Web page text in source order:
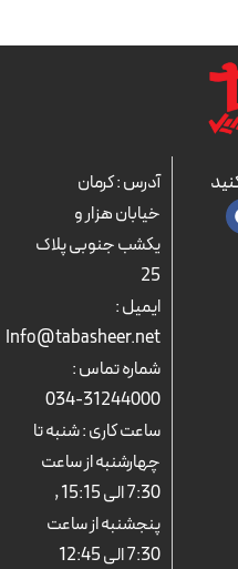
آدرس : کرمان
خیابان هزار و
یکشب جنوبی پلاک
25
ایمیل :
Info@tabasheer.net
شماره تماس :
31244000-034
ساعت کاری : شنبه تا
چهارشنبه از ساعت
7:30 الی 15:15 ,
پنجشنبه از ساعت
7:30 الی 12:45